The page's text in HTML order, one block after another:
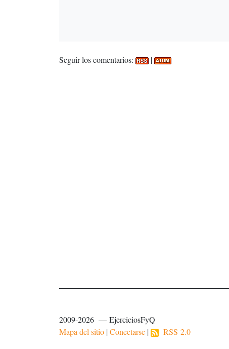
Seguir los comentarios: |
2009-2026 — EjerciciosFyQ
Mapa del sitio |Conectarse | RSS 2.0